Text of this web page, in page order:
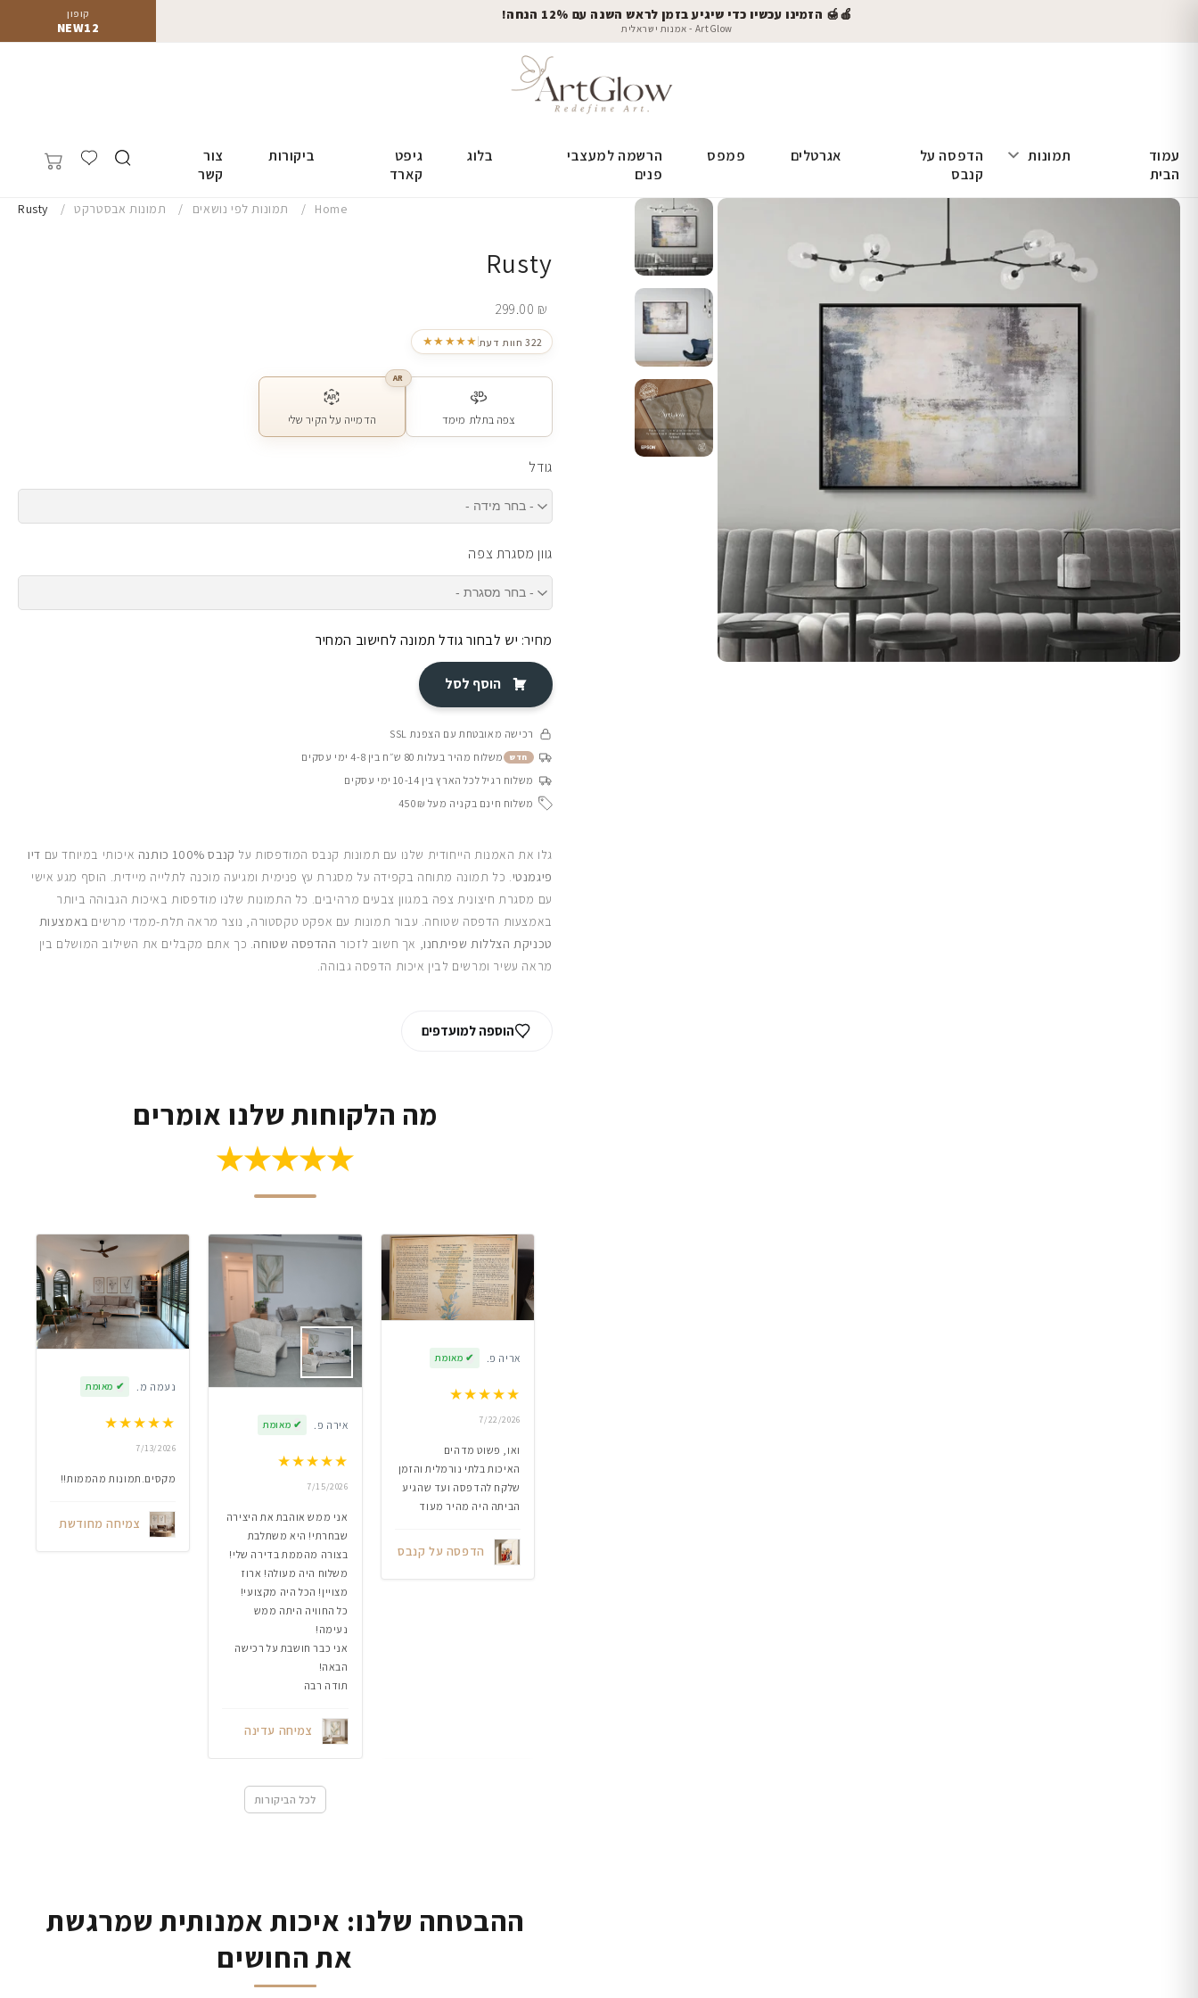
קופון
NEW12
🍎🍯 הזמינו עכשיו כדי שיגיע בזמן לראש השנה עם 12% הנחה!
ArtGlow - אמנות ישראלית
עמוד
הבית
תמונות
הדפסה על
קנבס
אגרטלים פמפס
הרשמה למעצבי
פנים
בלוג
גיפט
קארד
ביקורות
צור
קשר
Home תמונות לפי נושאים תמונות אבסטרקט Rusty
Rusty
299.00 ₪
★★★★★ 322 חוות דעת
צפה בתלת מימד
AR
הדמייה על הקיר שלי
גודל
גוון מסגרת צפה
מחיר: יש לבחור גודל תמונה לחישוב המחיר
הוסף לסל
רכישה מאובטחת עם הצפנת SSL
חדש משלוח מהיר בעלות 80 ש״ח בין 4-8 ימי עסקים
משלוח רגיל לכל הארץ בין 10-14 ימי עסקים
משלוח חינם בקניה מעל 450₪
גלו את האמנות הייחודית שלנו עם תמונות קנבס המודפסות על קנבס 100% כותנה איכותי במיוחד עם דיו
פיגמנטי. כל תמונה מתוחה בקפידה על מסגרת עץ פנימית ומגיעה מוכנה לתלייה מיידית. הוסף מגע אישי
עם מסגרת חיצונית צפה במגוון צבעים מרהיבים. כל התמונות שלנו מודפסות באיכות הגבוהה ביותר
באמצעות הדפסה שטוחה. עבור תמונות עם אפקט טקסטורה, נוצר מראה תלת-ממדי מרשים באמצעות
טכניקת הצללות שפיתחנו, אך חשוב לזכור ההדפסה שטוחה. כך אתם מקבלים את השילוב המושלם בין
מראה עשיר ומרשים לבין איכות הדפסה גבוהה.
הוספה למועדפים
מה הלקוחות שלנו אומרים
★★★★★
אריה פ. ✔ מאומת
★★★★★
7/22/2026
ואו, פשוט מדהים
האיכות בלתי נורמלית והזמן
שלקח להדפסה ועד שהגיע
הביתה היה מהיר מעוד
הדפסה על קנבס
אירה פ. ✔ מאומת
★★★★★
7/15/2026
אני ממש אוהבת את היצירה
שבחרתי! היא משתלבת
בצורה מהממת בדירה שלי!
משלוח היה מעולה! ארוז
מצויין! הכל היה מקצועי!
כל החוויה היתה ממש
נעימה!
אני כבר חושבת על רכישה
הבאה!
תודה רבה
צמיחה עדינה
נעמה מ. ✔ מאומת
★★★★★
7/13/2026
מקסים.תמונות מהממות!!
צמיחה מחודשת
לכל הביקורות
ההבטחה שלנו: איכות אמנותית שמרגשת
את החושים